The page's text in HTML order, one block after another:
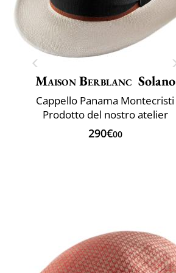
Maison Berblanc Solano
Cappello Panama Montecristi
Prodotto del nostro atelier
290€00